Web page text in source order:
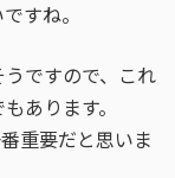
すね。
ですので、これ
あります。
重要だと思いま